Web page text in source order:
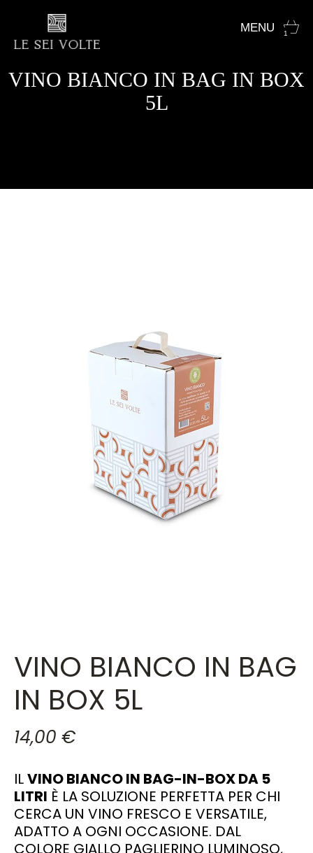
1
VINO BIANCO IN BAG IN BOX
5L
VINO BIANCO IN BAG
IN BOX 5L
14,00 €
ILVINO BIANCO IN BAG-IN-BOX DA 5
LITRI È LA SOLUZIONE PERFETTA PER CHI
CERCA UN VINO FRESCO E VERSATILE,
ADATTO A OGNI OCCASIONE. DAL
COLORE GIALLO PAGLIERINO LUMINOSO,